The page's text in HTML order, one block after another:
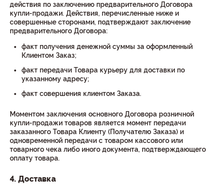
действия по заключению предварительного Договора
купли-продажи. Действия, перечисленные ниже и
совершенные сторонами, подтверждают заключение
предварительного Договора:
факт получения денежной суммы за оформленный
Клиентом Заказ;
факт передачи Товара курьеру для доставки по
указанному адресу;
факт совершения клиентом Заказа.
Моментом заключения основного Договора розничной
купли-продажи товаров является момент передачи
заказанного Товара Клиенту (Получателю Заказа) и
одновременной передачи с товаром кассового или
товарного чека либо иного документа, подтверждающего
оплату товара.
4. Доставка